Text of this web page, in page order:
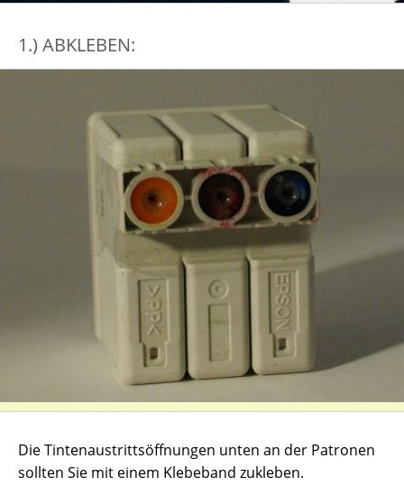
1.) ABKLEBEN:
Die Tintenaustrittsöffnungen unten an der Patronen
sollten Sie mit einem Klebeband zukleben.